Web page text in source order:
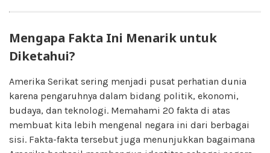
Mengapa Fakta Ini Menarik untuk
Diketahui?
Amerika Serikat sering menjadi pusat perhatian dunia
karena pengaruhnya dalam bidang politik, ekonomi,
budaya, dan teknologi. Memahami 20 fakta di atas
membuat kita lebih mengenal negara ini dari berbagai
sisi. Fakta-fakta tersebut juga menunjukkan bagaimana